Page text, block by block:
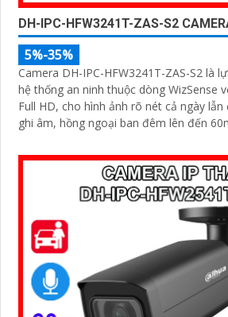
DH-IPC-HFW3241T-ZAS-S2
5%-35%
Camera DH-IPC-HFW3241T-ZAS-S2 là
hệ thống an ninh thuộc dòng WizSense
Full HD, cho hình ảnh rõ nét cả ngày lẫn đêm. Tích
ghi âm, hồng ngoại ban đêm lên đến
hiệu quả giám sát